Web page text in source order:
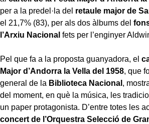
per a la predel·la del retaule major de
el 21,7% (83), per als dos àlbums del
l’Arxiu Nacional fets per l’enginyer
Pel que fa a la proposta guanyadora, el
Major d’Andorra la Vella del 1958, que
general de la Biblioteca Nacional ,
del moment, en què la música, les
un paper protagonista. D’entre totes les
concert de l’Orquestra Selecció de